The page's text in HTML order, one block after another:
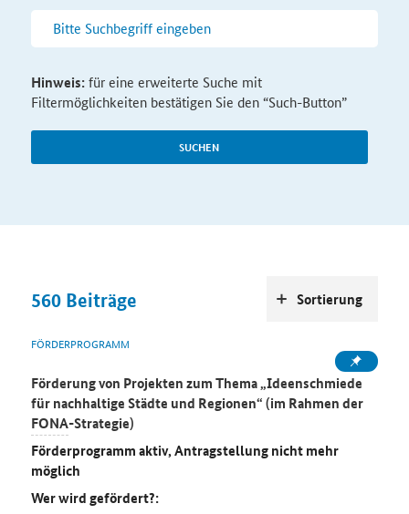
SUCHEN
Hinweis:für eine erweiterte Suche mit
Filtermöglichkeiten bestätigen Sie den “Such-Button”
560 Beiträge
FÖRDERPROGRAMM
Förderung von Projekten zum Thema „Ideenschmiede
für nachhaltige Städte und Regionen“ (im Rahmen der
FONA-Strategie)
Förderprogramm aktiv, Antragstellung nicht mehr
möglich
Wer wird gefördert?:
Sortierung